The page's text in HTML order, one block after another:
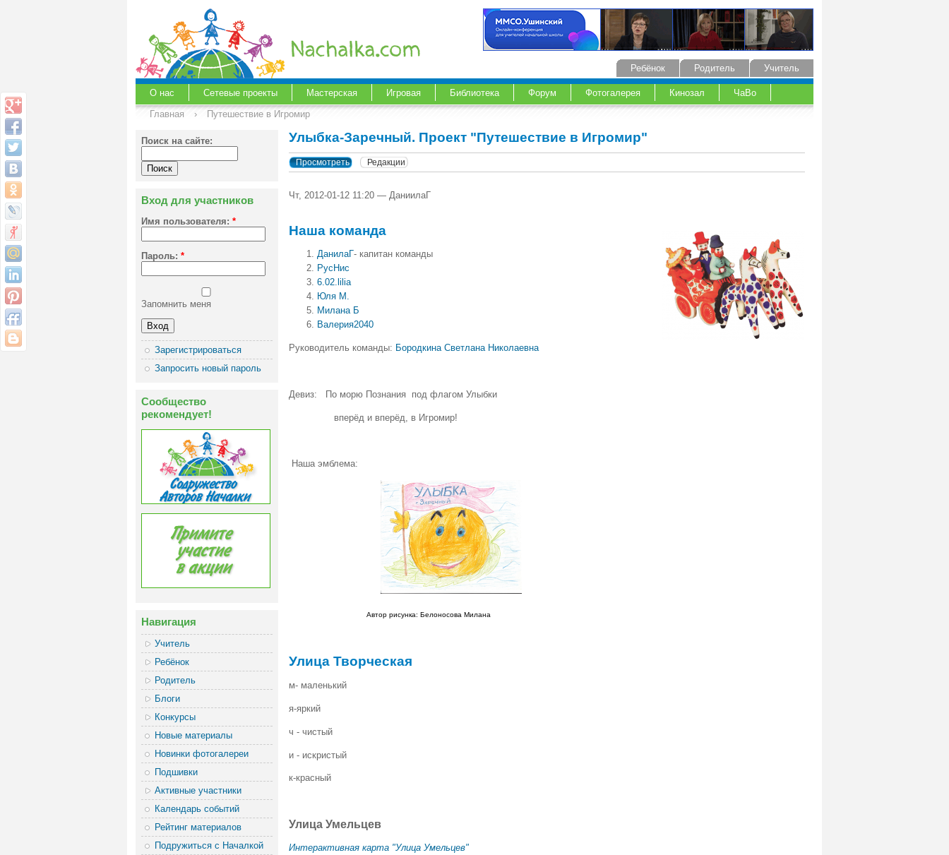
Учитель
Родитель
Ребёнок
О нас Сетевые проекты Мастерская Игровая Библиотека Форум Фотогалерея Кинозал
ЧаВо
Главная
› Путешествие в Игромир
Поиск на сайте:
Вход для участников
Имя пользователя: *
Пароль: *
Запомнить меня
Зарегистрироваться
Запросить новый пароль
Сообщество
рекомендует!
Навигация
Учитель
Ребёнок
Родитель
Блоги
Конкурсы
Новые материалы
Новинки фотогалереи
Подшивки
Активные участники
Календарь событий
Рейтинг материалов
Подружиться с Началкой
Улыбка-Заречный. Проект "Путешествие в Игромир"
Просмотреть Редакции
Чт, 2012-01-12 11:20 — ДаниилаГ
Наша команда
ДанилаГ- капитан команды
РусНис
6.02.lilia
Юля М.
Милана Б
Валерия2040
Руководитель команды: Бородкина Светлана Николаевна
Девиз: По морю Познания под флагом Улыбки
вперёд и вперёд, в Игромир!
Наша эмблема:
Автор рисунка: Белоносова Милана
Улица Творческая
м- маленький
я-яркий
ч - чистый
и - искристый
к-красный
Улица Умельцев
Интерактивная карта "Улица Умельцев"